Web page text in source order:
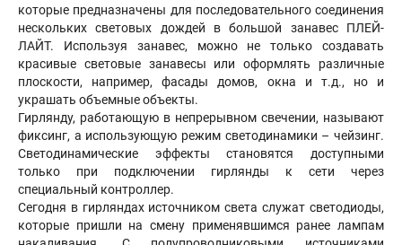
которые предназначены для последовательного соединения
нескольких световых дождей в большой занавес ПЛЕЙ-
ЛАЙТ. Используя занавес, можно не только создавать
красивые световые занавесы или оформлять различные
плоскости, например, фасады домов, окна и т.д., но и
украшать объемные объекты.
Гирлянду, работающую в непрерывном свечении, называют
фиксинг, а использующую режим светодинамики – чейзинг.
Светодинамические эффекты становятся доступными
только при подключении гирлянды к сети через
специальный контроллер.
Сегодня в гирляндах источником света служат светодиоды,
которые пришли на смену применявшимся ранее лампам